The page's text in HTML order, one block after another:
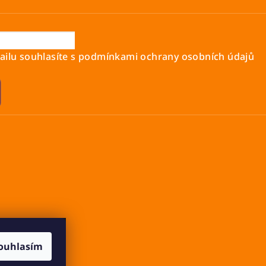
souhlasíte s podmínkami ochrany osobních údajů